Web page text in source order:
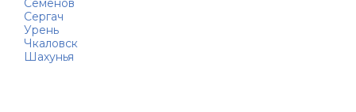
Семенов
Сергач
Урень
Чкаловск
Шахунья